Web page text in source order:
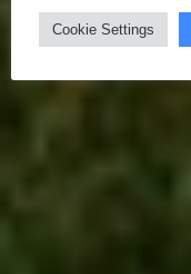
Cookie Settings